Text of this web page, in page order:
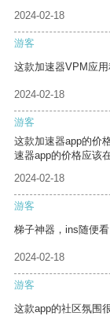
2024-02-18
游客
这款加速器VPM应用
2024-02-18
游客
这款加速器app的价
速器app的价格应该
2024-02-18
游客
梯子神器，ins随便看
2024-02-18
游客
这款app的社区氛围